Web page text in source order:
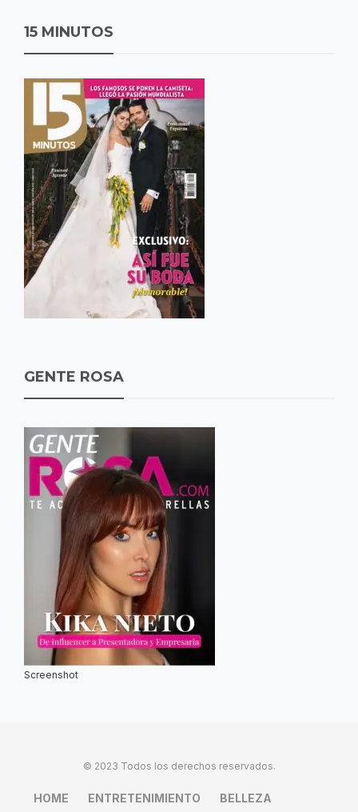
15 MINUTOS
GENTE ROSA
Screenshot
© 2023 Todos los derechos reservados.
HOME ENTRETENIMIENTO BELLEZA